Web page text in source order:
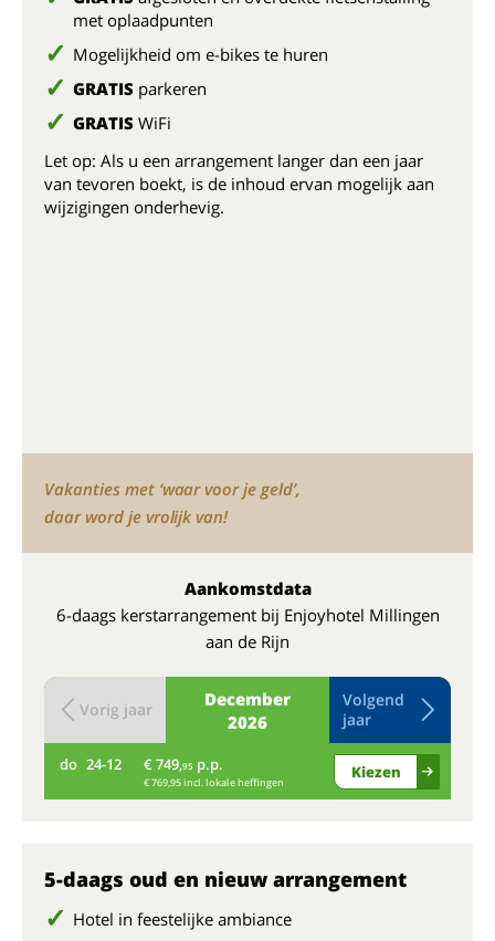
met oplaadpunten
Mogelijkheid om e-bikes te huren
GRATIS parkeren
GRATIS WiFi
Let op: Als u een arrangement langer dan een jaar
van tevoren boekt, is de inhoud ervan mogelijk aan
wijzigingen onderhevig.
Vakanties met ‘waar voor je geld’,
daar word je vrolijk van!
Aankomstdata
6-daags kerstarrangement bij Enjoyhotel Millingen
aan de Rijn
December
2026
Vorig jaar
Volgend
jaar
do 24-12 € 749,95 p.p.
€ 769,95 incl. lokale heffingen
Kiezen
5-daags oud en nieuw arrangement
Hotel in feestelijke ambiance